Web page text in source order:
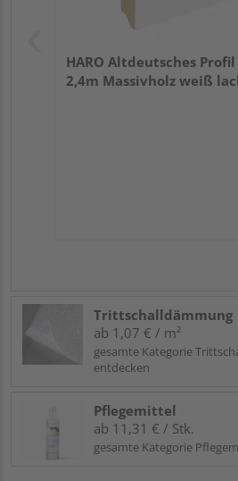
HARO Altdeutsches
2,4m Massivholz weiß
Trittschalldämmung
ab 1,07 € / m²
gesamte Kategorie
entdecken
Pflegemittel
ab 11,31 € / Stk.
gesamte Kategorie